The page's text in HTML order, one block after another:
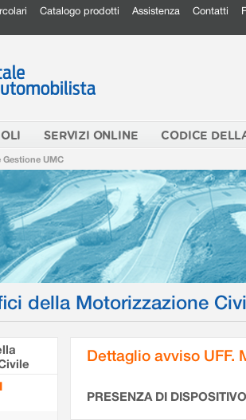
Catalogo prodotti Assistenza Contatti
SERVIZI ONLINE CODICE
Gestione UMC
della Motorizzazione
Dettaglio avviso UFF.
PRESENZA DI